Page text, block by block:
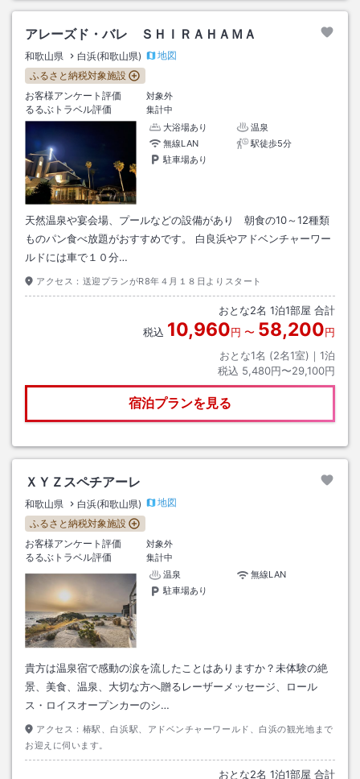
アレーズド・バレ ＳＨＩＲＡＨＡＭＡ
和歌山県 白浜(和歌山県)
地図
ふるさと納税対象施設
お客様アンケート評価
対象外
るるぶトラベル評価
集計中
大浴場あり
温泉
無線LAN
駅徒歩5分
駐車場あり
天然温泉や宴会場、プールなどの設備があり 朝食の10～12種類
ものパン食べ放題がおすすめです。 白良浜やアドベンチャーワー
ルドには車で１０分…
アクセス： 送迎プランがR8年４月１８日よりスタート
おとな2名 1泊1部屋 合計
税込 10,960円 〜 58,200円
おとな1名 (2名1室)｜ 1泊
税込 5,480円〜29,100円
宿泊プランを見る
ＸＹＺスペチアーレ
和歌山県 白浜(和歌山県)
地図
ふるさと納税対象施設
お客様アンケート評価
対象外
るるぶトラベル評価
集計中
温泉
無線LAN
駐車場あり
貴方は温泉宿で感動の涙を流したことはありますか？未体験の絶
景、美食、温泉、大切な方へ贈るレーザーメッセージ、ロール
ス・ロイスオープンカーのシ…
アクセス： 椿駅、白浜駅、アドベンチャーワールド、白浜の観光地まで
お迎えに伺います。
おとな2名 1泊1部屋 合計